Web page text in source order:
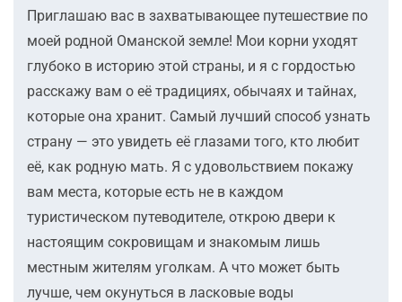
Приглашаю вас в захватывающее путешествие по
моей родной Оманской земле! Мои корни уходят
глубоко в историю этой страны, и я с гордостью
расскажу вам о её традициях, обычаях и тайнах,
которые она хранит. Самый лучший способ узнать
страну — это увидеть её глазами того, кто любит
её, как родную мать. Я с удовольствием покажу
вам места, которые есть не в каждом
туристическом путеводителе, открою двери к
настоящим сокровищам и знакомым лишь
местным жителям уголкам. А что может быть
лучше, чем окунуться в ласковые воды